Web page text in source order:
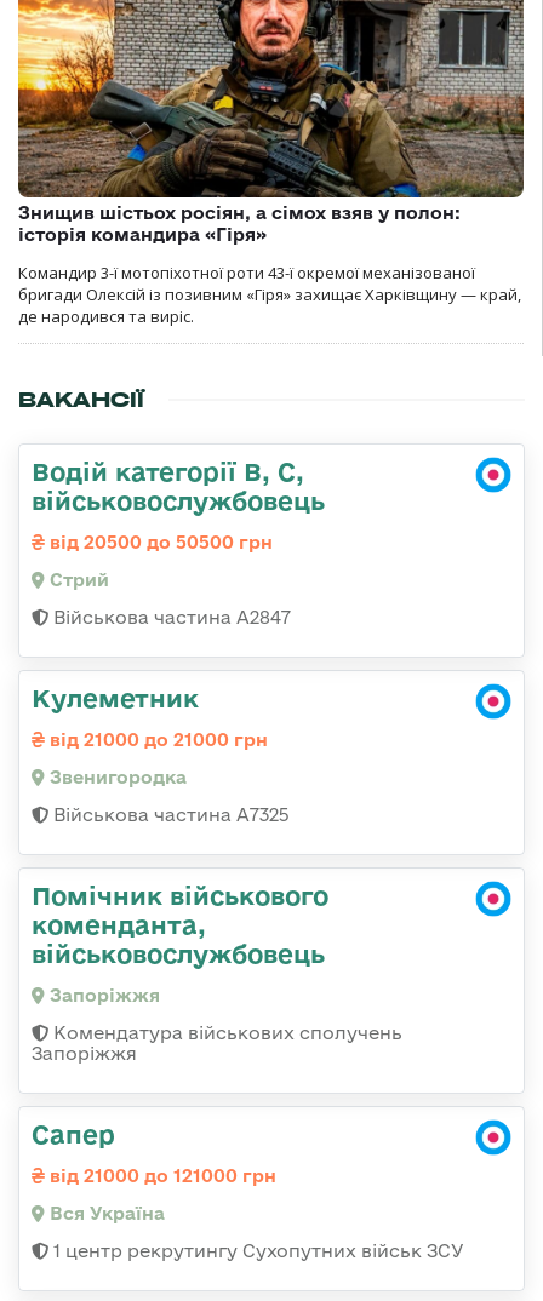
Знищив шістьох росіян, а сімох взяв у полон:
історія командира «Гіря»
Командир 3-ї мотопіхотної роти 43-ї окремої механізованої
бригади Олексій із позивним «Гіря» захищає Харківщину — край,
де народився та виріс.
ВАКАНСІЇ
Водій категорії B, C,
військовослужбовець
від 20500 до 50500 грн
Стрий
Військова частина А2847
Кулеметник
від 21000 до 21000 грн
Звенигородка
Військова частина А7325
Помічник військового
коменданта,
військовослужбовець
Запоріжжя
Комендатура військових сполучень
Запоріжжя
Сапер
від 21000 до 121000 грн
Вся Україна
1 центр рекрутингу Сухопутних військ ЗСУ